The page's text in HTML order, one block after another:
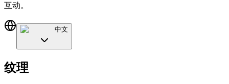
互动。
中文
纹理